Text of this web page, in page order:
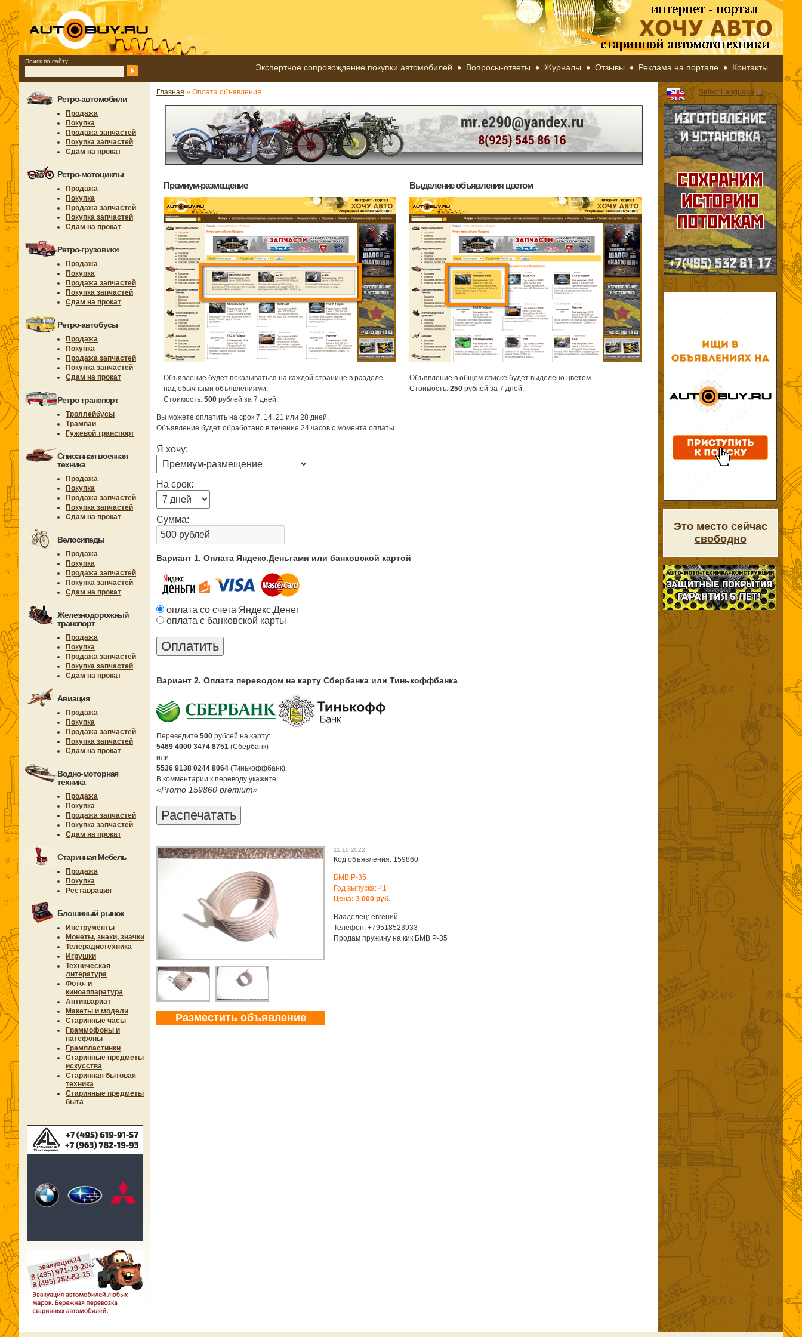
Поиск по сайту
Экспертное сопровождение покупки автомобилей Вопросы-ответы Журналы Отзывы Реклама на портале Контакты
Ретро-автомобили
Продажа
Покупка
Продажа запчастей
Покупка запчастей
Сдам на прокат
Ретро-мотоциклы
Продажа
Покупка
Продажа запчастей
Покупка запчастей
Сдам на прокат
Ретро-грузовики
Продажа
Покупка
Продажа запчастей
Покупка запчастей
Сдам на прокат
Ретро-автобусы
Продажа
Покупка
Продажа запчастей
Покупка запчастей
Сдам на прокат
Ретро транспорт
Троллейбусы
Трамваи
Гужевой транспорт
Списанная военная
техника
Продажа
Покупка
Продажа запчастей
Покупка запчастей
Сдам на прокат
Велосипеды
Продажа
Покупка
Продажа запчастей
Покупка запчастей
Сдам на прокат
Железнодорожный
транспорт
Продажа
Покупка
Продажа запчастей
Покупка запчастей
Сдам на прокат
Авиация
Продажа
Покупка
Продажа запчастей
Покупка запчастей
Сдам на прокат
Водно-моторная
техника
Продажа
Покупка
Продажа запчастей
Покупка запчастей
Сдам на прокат
Старинная Мебель
Продажа
Покупка
Реставрация
Блошиный рынок
Инструменты
Монеты, знаки, значки
Телерадиотехника
Игрушки
Техническая
литература
Фото- и
киноаппаратура
Антиквариат
Макеты и модели
Старинные часы
Граммофоны и
патефоны
Грампластинки
Старинные предметы
искусства
Старинная бытовая
техника
Старинные предметы
быта
Главная » Оплата объявления
Премиум-размещение
Объявление будет показываться на каждой странице в разделе
над обычными объявлениями.
Стоимость: 500 рублей за 7 дней.
Выделение объявления цветом
Объявление в общем списке будет выделено цветом.
Стоимость: 250 рублей за 7 дней.
Вы можете оплатить на срок 7, 14, 21 или 28 дней.
Объявление будет обработано в течение 24 часов с момента оплаты.
Я хочу:
На срок:
Сумма:
Вариант 1. Оплата Яндекс.Деньгами или банковской картой
оплата со счета Яндекс.Денег
оплата с банковской карты
Вариант 2. Оплата переводом на карту Сбербанка или Тинькоффбанка
Переведите 500 рублей на карту:
5469 4000 3474 8751 (Сбербанк)
или
5536 9138 0244 8064 (Тинькоффбанк).
В комментарии к переводу укажите:
«Promo 159860 premium»
Разместить объявление
11.10.2022
Код объявления: 159860
БМВ Р-35
Год выпуска: 41
Цена: 3 000 руб.
Владелец: евгений
Телефон: +79518523933
Продам пружину на кик БМВ Р-35
Select Language ▼
Это место сейчас
свободно